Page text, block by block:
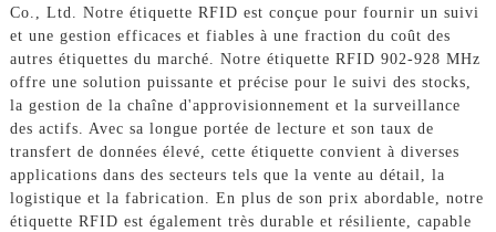
Co., Ltd. Notre étiquette RFID est conçue pour fournir un suivi
et une gestion efficaces et fiables à une fraction du coût des
autres étiquettes du marché. Notre étiquette RFID 902-928 MHz
offre une solution puissante et précise pour le suivi des stocks,
la gestion de la chaîne d'approvisionnement et la surveillance
des actifs. Avec sa longue portée de lecture et son taux de
transfert de données élevé, cette étiquette convient à diverses
applications dans des secteurs tels que la vente au détail, la
logistique et la fabrication. En plus de son prix abordable, notre
étiquette RFID est également très durable et résiliente, capable